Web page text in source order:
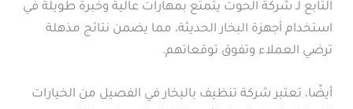
التابع لـ شركة الحوت يتمتع بمهارات عالية وخبرة طويلة في
استخدام أجهزة البخار الحديثة، مما يضمن نتائج مذهلة
ترضي العملاء وتفوق توقعاتهم.
أيضًا، تعتبر شركة تنظيف بالبخار في الفصيل من الخيارات